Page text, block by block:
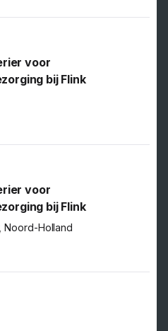
voor
bij Flink
voor
bij Flink
Noord-Holland